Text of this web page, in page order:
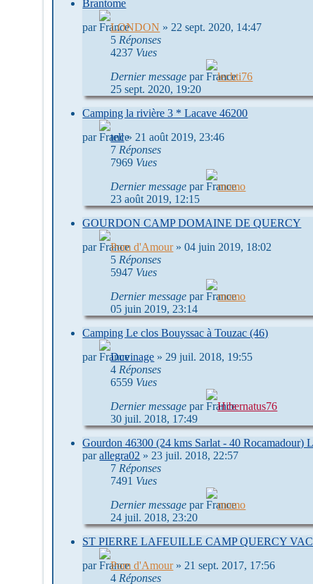
Brantome
par
LONDON » 22 sept. 2020, 14:47
5 Réponses
4237 Vues
Dernier messagepar
lechti76
25 sept. 2020, 19:20
Camping la rivière 3 * Lacave 46200
par
tell» 21 août 2019, 23:46
7 Réponses
7969 Vues
Dernier messagepar
momo
23 août 2019, 12:15
GOURDON CAMP DOMAINE DE QUERCY
par
Pom d'Amour»04 juin 2019, 18:02
5 Réponses
5947 Vues
Dernier messagepar
momo
05 juin 2019, 23:14
Camping Le clos Bouyssac à Touzac (46)
par
Duvinage » 29 juil. 2018, 19:55
4 Réponses
6559 Vues
Dernier messagepar
Hibernatus76
30 juil. 2018, 17:49
Gourdon 46300 (24 kms Sarlat - 40 Rocamadour)
parallegra02 » 23 juil. 2018, 22:57
7 Réponses
7491 Vues
Dernier messagepar
momo
24 juil. 2018, 23:20
ST PIERRE LAFEUILLE CAMP QUERCY
par
Pom d'Amour» 21 sept. 2017, 17:56
4 Réponses